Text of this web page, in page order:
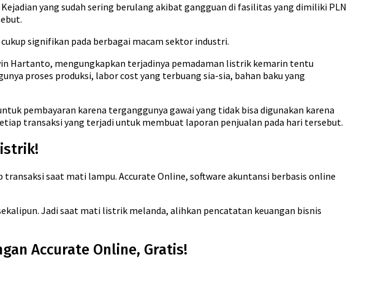
yang sudah sering berulang akibat gangguan di fasilitas yang dimiliki PLN
signifikan pada berbagai macam sektor industri.
Hartanto, mengungkapkan terjadinya pemadaman listrik kemarin tentu
proses produksi, labor cost yang terbuang sia-sia, bahan baku yang
pembayaran karena terganggunya gawai yang tidak bisa digunakan karena
transaksi yang terjadi untuk membuat laporan penjualan pada hari tersebut.
saat mati lampu. Accurate Online, software akuntansi berbasis online
Jadi saat mati listrik melanda, alihkan pencatatan keuangan bisnis
Accurate Online, Gratis!